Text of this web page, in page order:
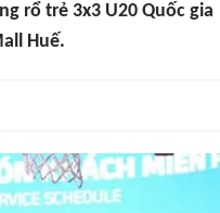
rổ trẻ 3x3 U20 Quốc gia
Huế.